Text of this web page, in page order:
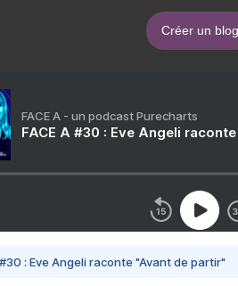
Créer un blog
FACE A - un podcast Purecharts
FACE A #30 : Eve Angeli
#30 : Eve Angeli raconte "Avant de partir"